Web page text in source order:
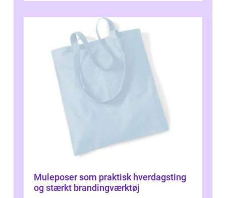
Muleposer som praktisk hverdagsting
og stærkt brandingværktøj